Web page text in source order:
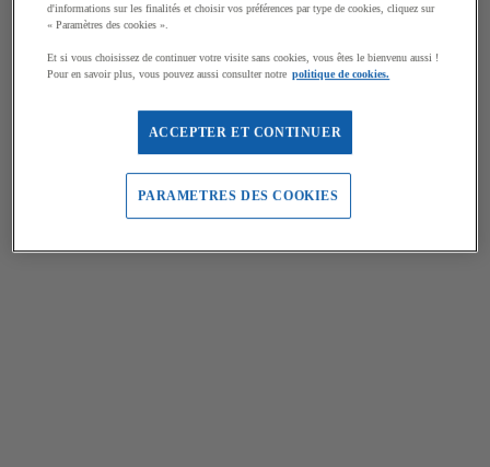
d'informations sur les finalités et choisir vos préférences par type de cookies, cliquez sur
« Paramètres des cookies ».
Et si vous choisissez de continuer votre visite sans cookies, vous êtes le bienvenu aussi !
Pour en savoir plus, vous pouvez aussi consulter notre politique de cookies.
ACCEPTER ET CONTINUER
PARAMETRES DES COOKIES